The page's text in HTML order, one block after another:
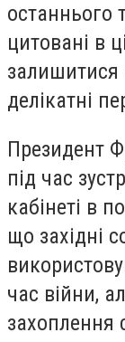
останнього
цитовані в
делікатні
Президент
під час
кабінеті в
що західні
час війни,
захоплення